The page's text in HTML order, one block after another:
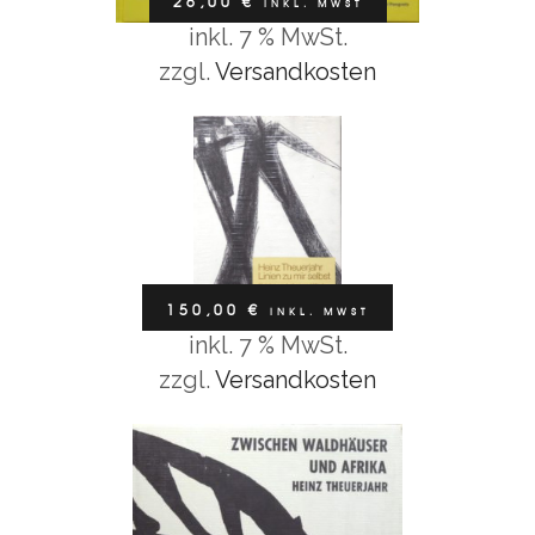
In den Warenkorb
inkl. 7 % MwSt.
zzgl. Versandkosten
In den Warenkorb
Bücher / Kalender
BUCH „LINIEN ZU MIR SELBST“
150,00€ inkl. MwSt
150,00€ INKL. MWST
inkl. 7 % MwSt.
zzgl. Versandkosten
Bücher / Kalender
BUCH „ZWISCHEN WALDHÄUSER UND
AFRIKA“
150,00€ inkl. MwSt